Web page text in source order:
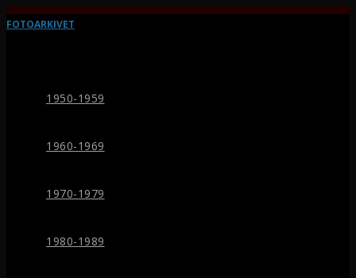
FOTOARKIVET
1950-1959
1960-1969
1970-1979
1980-1989